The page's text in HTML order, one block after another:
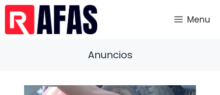
Saltar
contenido
Menu
Anuncios